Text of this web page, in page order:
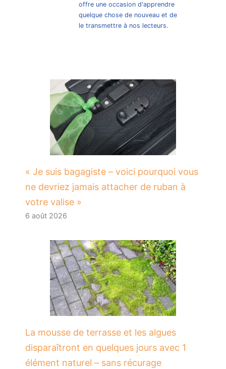
offre une occasion d'apprendre
quelque chose de nouveau et de
le transmettre à nos lecteurs.
« Je suis bagagiste – voici pourquoi vous
ne devriez jamais attacher de ruban à
votre valise »
6 août 2026
La mousse de terrasse et les algues
disparaîtront en quelques jours avec 1
élément naturel – sans récurage